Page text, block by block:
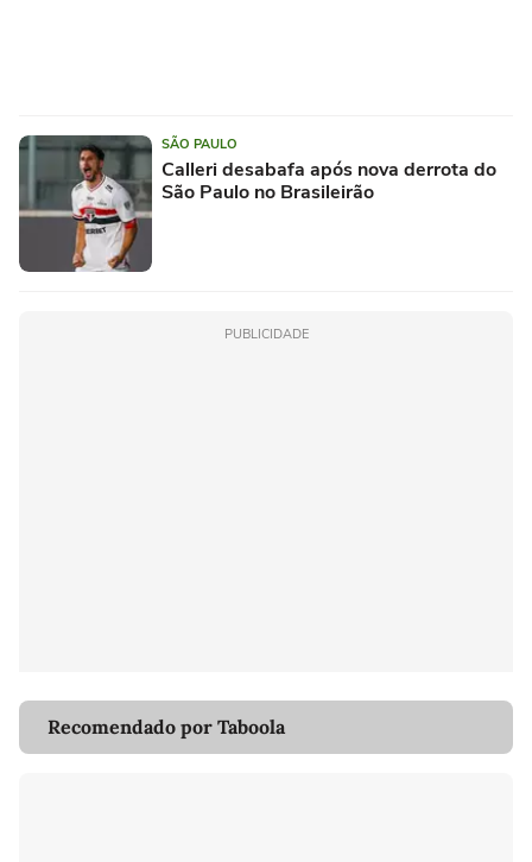
SÃO PAULO
Calleri desabafa após nova derrota do
São Paulo no Brasileirão
PUBLICIDADE
Recomendado por Taboola